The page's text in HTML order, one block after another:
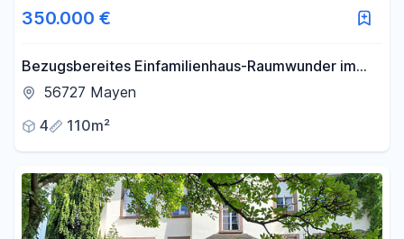
350.000 €
Bezugsbereites Einfamilienhaus-Raumwunder im
Zentrum von Mayen – provisionsfrei!
56727 Mayen
4
110m²